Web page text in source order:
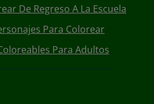
De Regreso A La Escuela
Para Colorear
Para Adultos